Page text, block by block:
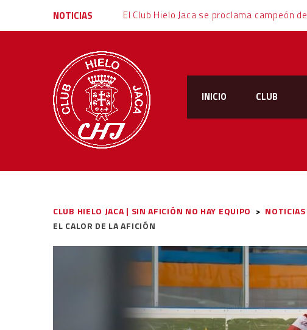
NOTICIAS
INICIO CLUB
CLUB HIELO JACA | SIN AFICIÓN NO HAY EQUIPO > NOTICIAS
EL CALOR DE LA AFICIÓN